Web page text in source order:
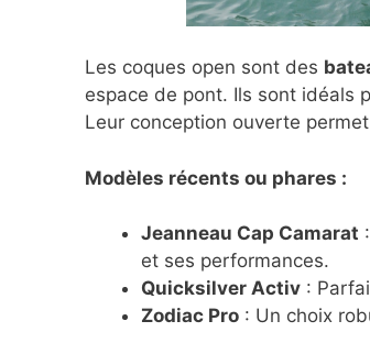
Les coques open sont des
espace de pont. Ils sont idéals
Leur conception ouverte
Modèles récents ou phares :
Jeanneau Cap Camarat
et ses performances.
Quicksilver Activ :
Zodiac Pro : Un choix